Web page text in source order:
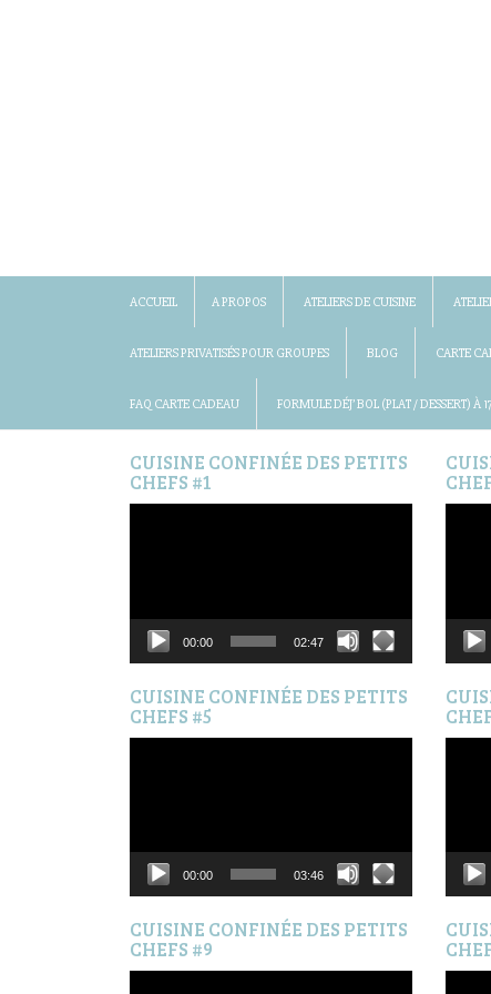
ACCUEIL A PROPOS ATELIERS DE CUISINE
ATELIERS PRIVATISÉS POUR GROUPES BLOG CARTE
FAQ CARTE CADEAU FORMULE DÉJ’ BOL (PLAT / DESSERT) À
CUISINE CONFINÉE DES PETITS
CHEFS #1
00:00 02:47
CUISINE CONFINÉE DES PETITS
CHEFS #5
00:00 03:46
CUISINE CONFINÉE DES PETITS
CHEFS #9